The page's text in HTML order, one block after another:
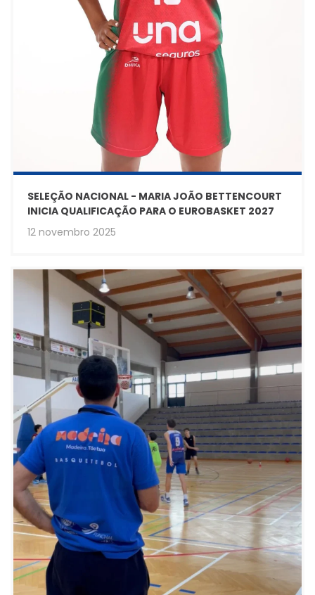
SELEÇÃO NACIONAL - MARIA JOÃO BETTENCOURT
INICIA QUALIFICAÇÃO PARA O EUROBASKET 2027
12 novembro 2025